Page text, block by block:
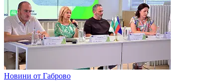
Новини от Габрово